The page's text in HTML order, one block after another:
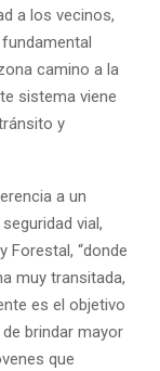
a los vecinos,
camino a la
sistema viene
y
a un
vial,
Forestal, “donde
muy transitada,
es el objetivo
brindar mayor
que